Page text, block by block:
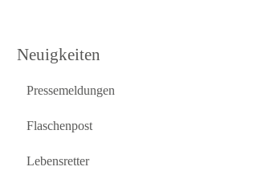
Neuigkeiten
Pressemeldungen
Flaschenpost
Lebensretter